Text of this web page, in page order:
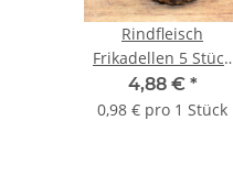
Rindfleisch
Frikadellen 5 Stück
getrocknet
4,88 € *
0,98 € pro 1 Stück